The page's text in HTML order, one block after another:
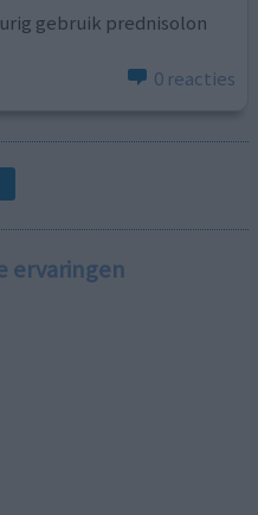
gebruik prednisolon
0 reacties
ervaringen